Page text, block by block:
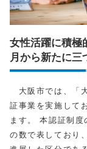
女性活躍に積極
月から新たに三
大阪市では、「
証事業を実施して
ます。 本認証制
の数で表しており